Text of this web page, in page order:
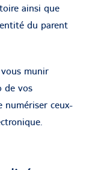
ainsi que
du parent
munir
de vos
numériser ceux-